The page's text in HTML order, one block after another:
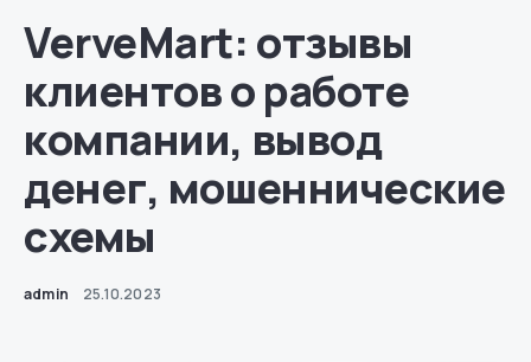
VerveMart: отзывы
клиентов о работе
компании, вывод
денег, мошеннические
схемы
admin 25.10.2023